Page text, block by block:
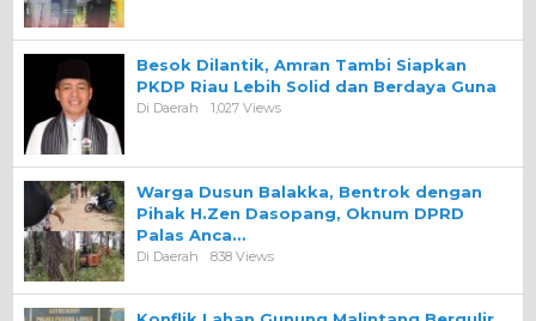
Besok Dilantik, Amran Tambi Siapkan
PKDP Riau Lebih Solid dan Berdaya Guna
Di Daerah 1,027 Views
Warga Dusun Balakka, Bentrok dengan
Pihak H.Zen Dasopang, Oknum DPRD
Palas Anca…
Di Daerah 838 Views